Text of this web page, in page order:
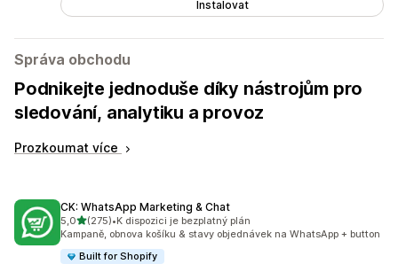
Instalovat
Správa obchodu
Podnikejte jednoduše díky nástrojům pro
sledování, analytiku a provoz
Prozkoumat více
CK: WhatsApp Marketing & Chat
5,0z 5 hvězd
(275)
Celkový počet recenzí: 275
•K dispozici je bezplatný plán
Kampaně, obnova košíku & stavy objednávek na WhatsApp + button
Built for Shopify